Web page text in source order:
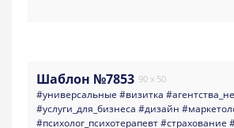
Шаблон №7853 90 x 50
#универсальные #визитка
#услуги_для_бизнеса #дизайн
#психолог_психотерапевт#страхование